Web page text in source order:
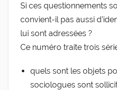
Si ces questionnements
convient-il pas aussi
lui sont adressées ?
Ce numéro traite trois
quels sont les objets
sociologues sont